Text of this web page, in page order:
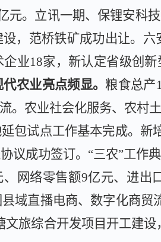
元。立讯一期、保锂安科
， 范桥铁矿成功出让。六
企业18家，新认定省级创新
代农业亮点频显。 粮食总产
。 农业社会化服务、农村
包试点工作基本完成。新
议成功签订。 “三农”工作
、网络零售额9亿元、进出
域直播电商、数字化商贸
文旅综合开发项目开工建设